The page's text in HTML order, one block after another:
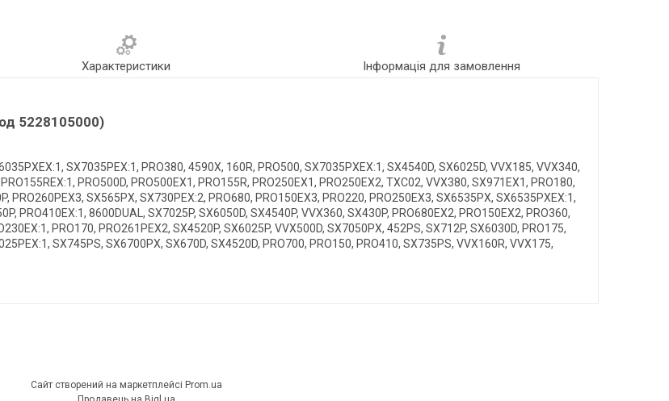
Характеристики Інформація для замовлення
5228105000)
SX7035PEX:1, PRO380, 4590X, 160R, PRO500, SX7035PXEX:1, SX4540D, SX6025D, VVX185, VVX340,
PRO500D, PRO500EX1, PRO155R, PRO250EX1, PRO250EX2, TXC02, VVX380, SX971EX1, PRO180,
PRO260PEX3, SX565PX, SX730PEX:2, PRO680, PRO150EX3, PRO220, PRO250EX3, SX6535PX, SX6535PXEX:1,
PRO410EX:1, 8600DUAL, SX7025P, SX6050D, SX4540P, VVX360, SX430P, PRO680EX2, PRO150EX2, PRO360,
PRO170, PRO261PEX2, SX4520P, SX6025P, VVX500D, SX7050PX, 452PS, SX712P, SX6030D, PRO175,
SX745PS, SX6700PX, SX670D, SX4520D, PRO700, PRO150, PRO410, SX735PS, VVX160R, VVX175,
Сайт створений на маркетплейсі Prom.ua